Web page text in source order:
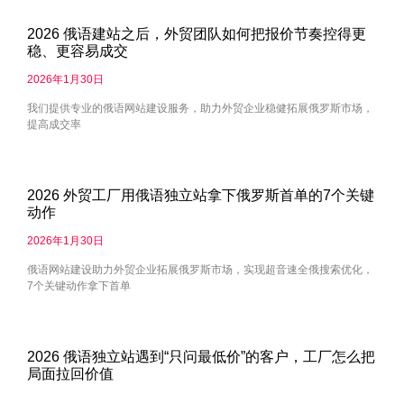
2026 俄语建站之后，外贸团队如何把报价节奏控得更
稳、更容易成交
2026年1月30日
我们提供专业的俄语网站建设服务，助力外贸企业稳健拓展俄罗斯市场，
提高成交率
2026 外贸工厂用俄语独立站拿下俄罗斯首单的7个关键
动作
2026年1月30日
俄语网站建设助力外贸企业拓展俄罗斯市场，实现超音速全俄搜索优化，
7个关键动作拿下首单
2026 俄语独立站遇到“只问最低价”的客户，工厂怎么把
局面拉回价值